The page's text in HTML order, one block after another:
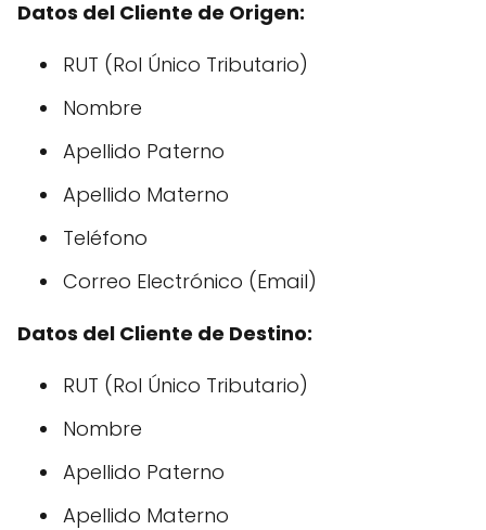
Datos del Cliente de Origen:
RUT (Rol Único Tributario)
Nombre
Apellido Paterno
Apellido Materno
Teléfono
Correo Electrónico (Email)
Datos del Cliente de Destino:
RUT (Rol Único Tributario)
Nombre
Apellido Paterno
Apellido Materno